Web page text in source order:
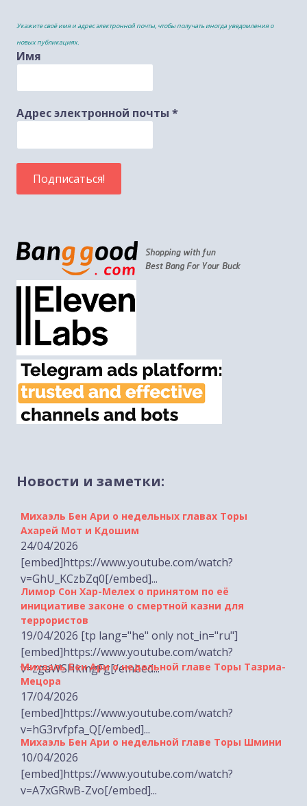
Укажите своё имя и адрес электронной почты, чтобы получать иногда уведомления о
новых публикациях.
Имя
Адрес электронной почты *
Новости и заметки:
Ахарей Мот и Кдошим
24/04/2026
[embed]https://www.youtube.com/watch?
v=GhU_KCzbZq0[/embed]...
Лимор Сон Хар-Мелех о принятом по её
инициативе законе о смертной казни для
террористов
19/04/2026 [tp lang="he" only not_in="ru"]
[embed]https://www.youtube.com/watch?
v=zgaWSHkmgFg[/embed...
Михаэль Бен Ари о недельной главе Торы Тазриа-
Мецора
17/04/2026
[embed]https://www.youtube.com/watch?
v=hG3rvfpfa_Q[/embed]...
Михаэль Бен Ари о недельной главе Торы Шмини
10/04/2026
[embed]https://www.youtube.com/watch?
v=A7xGRwB-Zvo[/embed]...